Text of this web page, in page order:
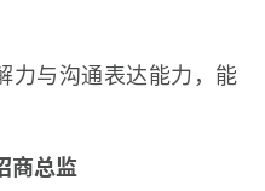
力与沟通表达能力，能
商总监